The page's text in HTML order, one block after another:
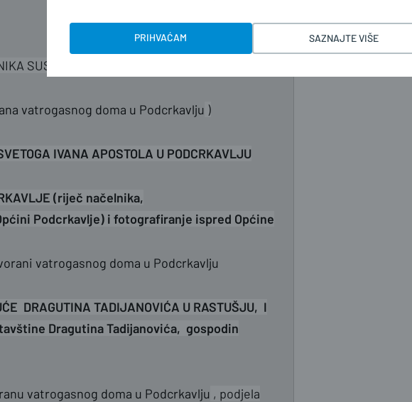
SUSRETA
vatrogasnog doma u Podcrkavlju )
IVANA APOSTOLA U PODCRKAVLJU
(riječ načelnika,
Podcrkavlje) i fotografiranje ispred Općine
vatrogasnog doma u Podcrkavlju
DRAGUTINA TADIJANOVIĆA U RASTUŠJU, I
Dragutina Tadijanovića, gospodin
vatrogasnog doma u Podcrkavlju , podjela
PRIHVAĆAM SAZNAJTE VIŠE